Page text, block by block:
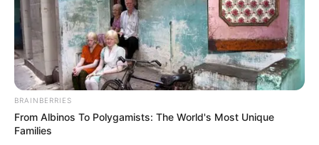
Desde el Instituto Departamental de Salud se han
implementado diversas actividades de mitigación y
control de vectores en municipios como El Tarra,
Convención, Sardinata, Hacarí, Teorama y San Calixto
donde ya se han presentado nuevamente casos de
dengue y fiebre amarilla, los cuales se han incrementado
en esta época de lluvias.
Así como los casos de Chagas, donde hay una mayor
BRAINBERRIES
From Albinos To Polygamists: The World's Most Unique
Families